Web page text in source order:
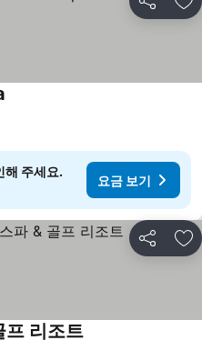
공유 즐
해 주세요.
요금 보기
공유 즐
프 리조트